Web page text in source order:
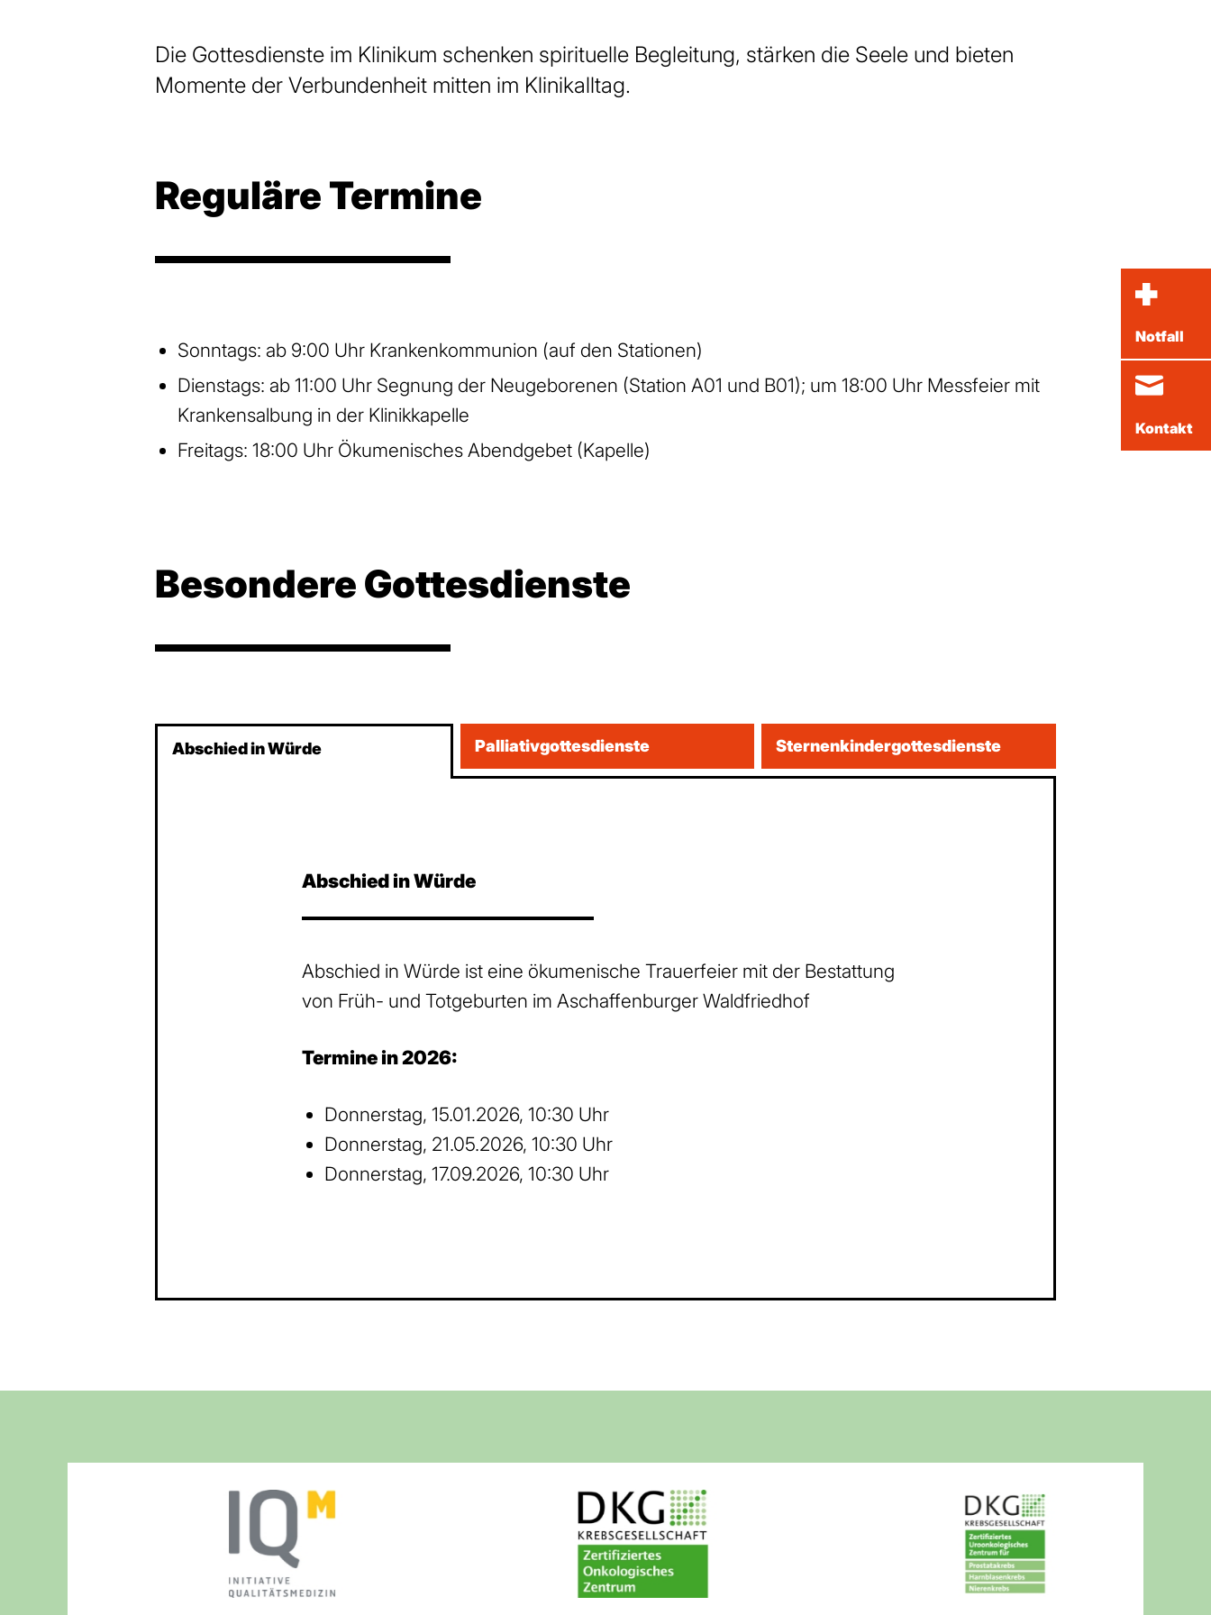
Notfall
Kontakt
Die Gottesdienste im Klinikum schenken spirituelle Begleitung, stärken die Seele und bieten
Momente der Verbundenheit mitten im Klinikalltag.
Reguläre Termine
Sonntags: ab 9:00 Uhr Krankenkommunion (auf den Stationen)
Dienstags: ab 11:00 Uhr Segnung der Neugeborenen (Station A01 und B01); um 18:00 Uhr Messfeier mit
Krankensalbung in der Klinikkapelle
Freitags: 18:00 Uhr Ökumenisches Abendgebet (Kapelle)
Besondere Gottesdienste
Abschied in Würde Palliativgottesdienste Sternenkindergottesdienste
Abschied in Würde
Abschied in Würde ist eine ökumenische Trauerfeier mit der Bestattung
von Früh- und Totgeburten im Aschaffenburger Waldfriedhof
Termine in 2026:
Donnerstag, 15.01.2026, 10:30 Uhr
Donnerstag, 21.05.2026, 10:30 Uhr
Donnerstag, 17.09.2026, 10:30 Uhr